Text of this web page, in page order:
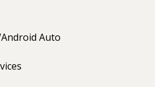
Auto